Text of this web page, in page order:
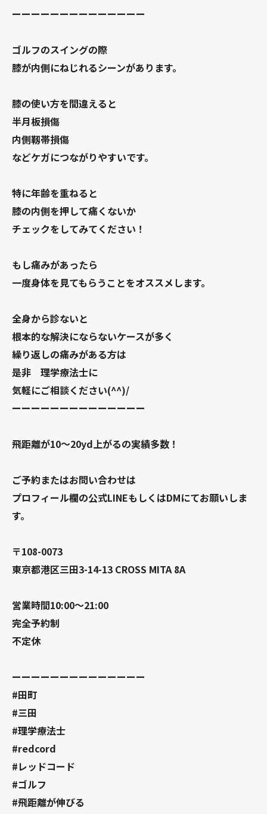
ーーーーーーーーーーーーーー
ゴルフのスイングの際
膝が内側にねじれるシーンがあります。
膝の使い方を間違えると
半月板損傷
内側靱帯損傷
などケガにつながりやすいです。
特に年齢を重ねると
膝の内側を押して痛くないか
チェックをしてみてください！
もし痛みがあったら
一度身体を見てもらうことをオススメします。
全身から診ないと
根本的な解決にならないケースが多く
繰り返しの痛みがある方は
是非 理学療法士に
気軽にご相談ください(^^)/
ーーーーーーーーーーーーーー
飛距離が10〜20yd上がるの実績多数！
ご予約またはお問い合わせは
プロフィール欄の公式LINEもしくはDMにてお願いしま
す。
〒108-0073
東京都港区三田3-14-13 CROSS MITA 8A
営業時間10:00〜21:00
完全予約制
不定休
ーーーーーーーーーーーーーー
#田町
#三田
#理学療法士
#redcord
#レッドコード
#ゴルフ
#飛距離が伸びる